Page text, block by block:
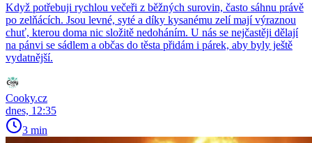
Když potřebuji rychlou večeři z běžných surovin, často sáhnu právě
po zelňácích. Jsou levné, syté a díky kysanému zelí mají výraznou
chuť, kterou doma nic složitě nedoháním. U nás se nejčastěji dělají
na pánvi se sádlem a občas do těsta přidám i párek, aby byly ještě
vydatnější.
Cooky.cz
dnes, 12:35
3 min